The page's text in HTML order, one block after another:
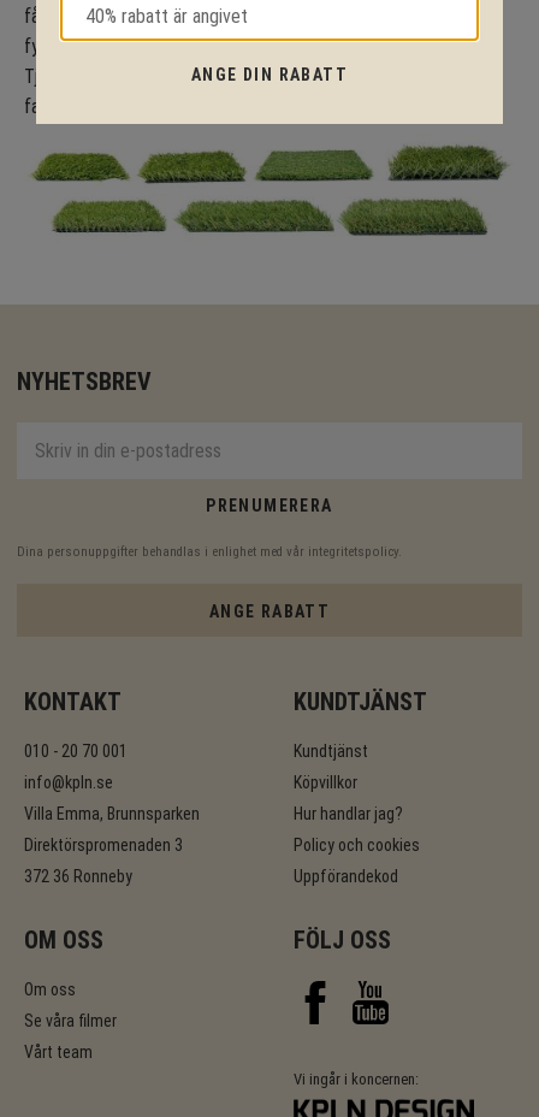
får ni sköna gröna ytor som känns som naturligt gräs. Konstgräs
fyller många funktioner och vi erbjuder en mängd olika typer.
Tjocklek, mjukhet, dämpning, färg och hållbarhet är några
faktorer att ta hänsyn till. Vi hjälper er att välja rätt!
NYHETSBREV
PRENUMERERA
Dina personuppgifter behandlas i enlighet med vår integritetspolicy.
ANGE RABATT
KONTAKT
010 - 20 70 001
info@kpln.se
Villa Emma, Brunnsparken
Direktörspromenaden 3
372 36 Ronneby
KUNDTJÄNST
Kundtjänst
Köpvillkor
Hur handlar jag?
Policy och cookies
Uppförandekod
OM OSS
Om oss
Se våra filmer
Vårt team
FÖLJ OSS
Vi ingår i koncernen:
ANGE DIN RABATT